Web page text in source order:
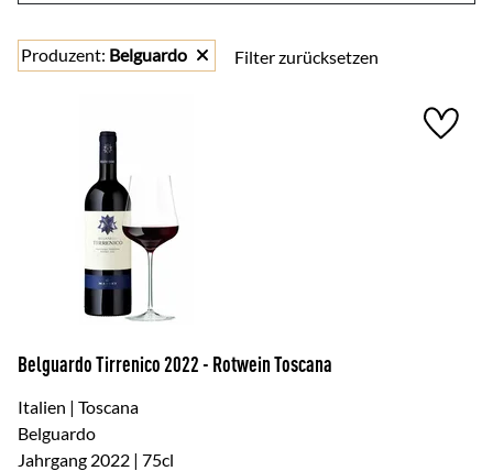
Produzent: Belguardo Filter zurücksetzen
Belguardo Tirrenico 2022 - Rotwein Toscana
Italien | Toscana
Belguardo
Jahrgang 2022 | 75cl